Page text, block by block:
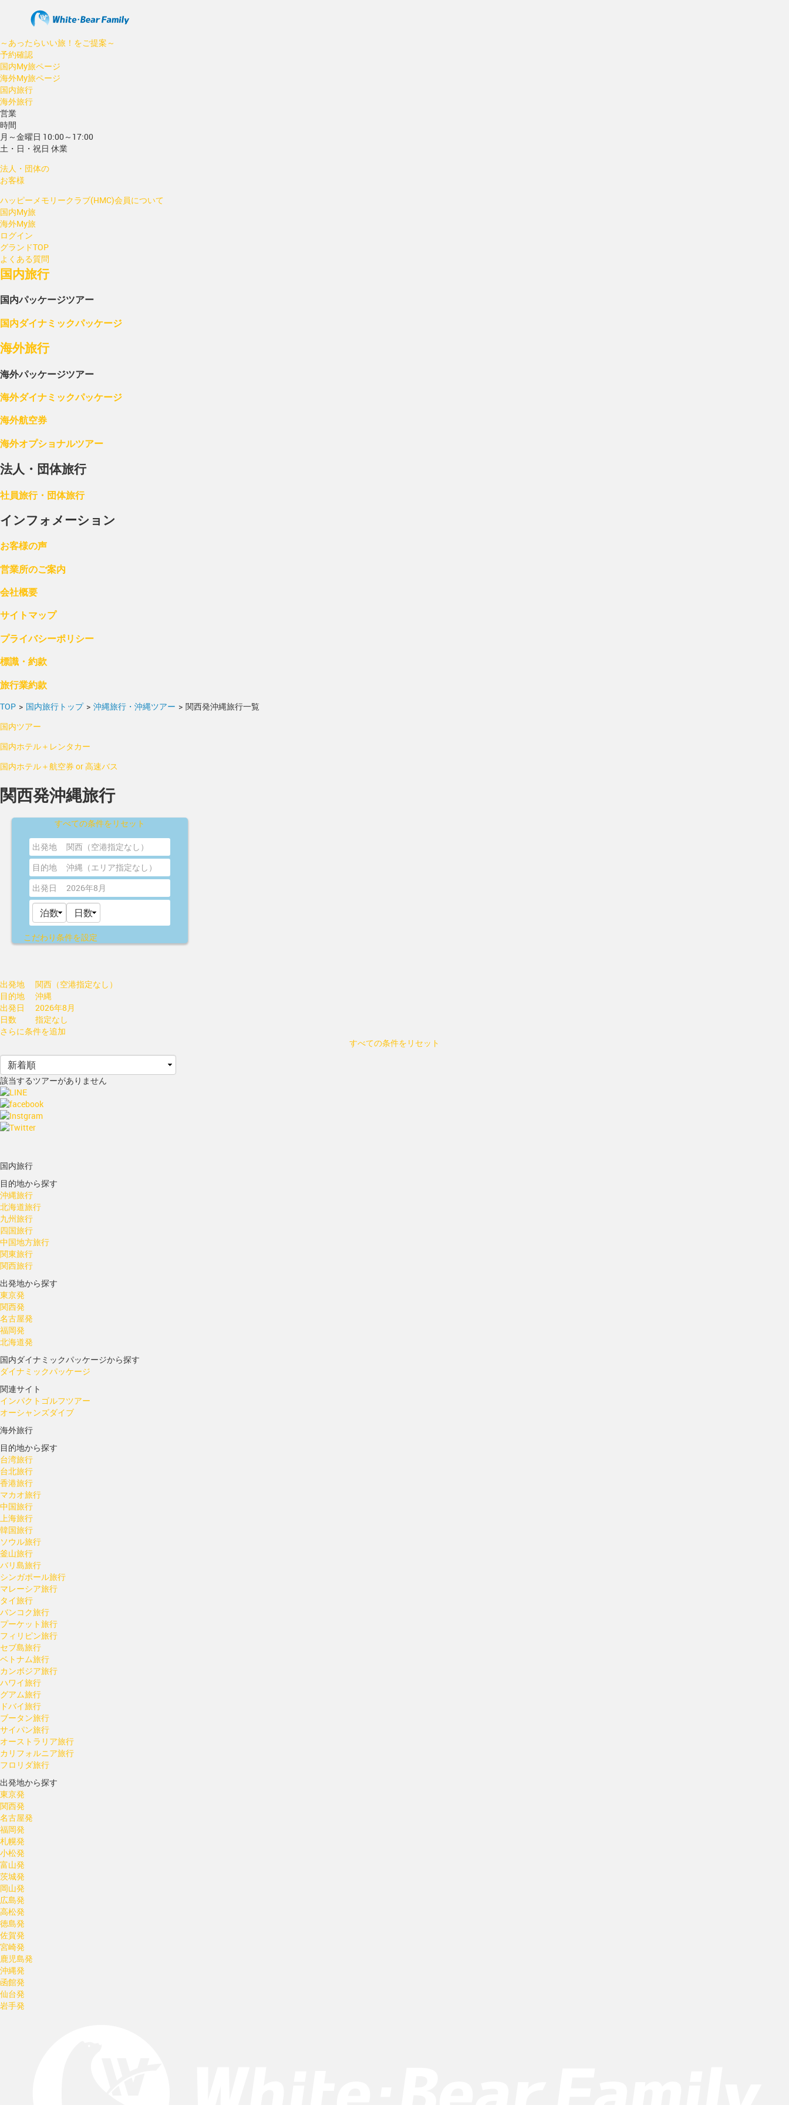
～あったらいい旅！をご提案～
予約確認
国内My旅ページ
海外My旅ページ
国内旅行
海外旅行
営業
時間
月～金曜日 10:00～17:00
土・日・祝日 休業
法人・団体の
お客様
ハッピーメモリークラブ(HMC)会員について
国内My旅
海外My旅
ログイン
グランドTOP
よくある質問
国内旅行
国内パッケージツアー
国内ダイナミックパッケージ
海外旅行
海外パッケージツアー
海外ダイナミックパッケージ
海外航空券
海外オプショナルツアー
法人・団体旅行
社員旅行・団体旅行
インフォメーション
お客様の声
営業所のご案内
会社概要
サイトマップ
プライバシーポリシー
標識・約款
旅行業約款
TOP > 国内旅行トップ > 沖縄旅行・沖縄ツアー > 関西発沖縄旅行一覧
国内ツアー
国内ホテル＋レンタカー
国内ホテル＋航空券 or 高速バス
関西発沖縄旅行
すべての条件をリセット
出発地
関西（空港指定なし）
目的地
沖縄（エリア指定なし）
出発日
2026年8月
こだわり条件を設定
出発地
関西（空港指定なし）
目的地
沖縄
出発日
2026年8月
日数
指定なし
さらに条件を追加
すべての条件をリセット
該当するツアーがありません
国内旅行
目的地から探す
沖縄旅行
北海道旅行
九州旅行
四国旅行
中国地方旅行
関東旅行
関西旅行
出発地から探す
東京発
関西発
名古屋発
福岡発
北海道発
国内ダイナミックパッケージから探す
ダイナミックパッケージ
関連サイト
インパクトゴルフツアー
オーシャンズダイブ
海外旅行
目的地から探す
台湾旅行
台北旅行
香港旅行
マカオ旅行
中国旅行
上海旅行
韓国旅行
ソウル旅行
釜山旅行
バリ島旅行
シンガポール旅行
マレーシア旅行
タイ旅行
バンコク旅行
プーケット旅行
フィリピン旅行
セブ島旅行
ベトナム旅行
カンボジア旅行
ハワイ旅行
グアム旅行
ドバイ旅行
ブータン旅行
サイパン旅行
オーストラリア旅行
カリフォルニア旅行
フロリダ旅行
出発地から探す
東京発
関西発
名古屋発
福岡発
札幌発
小松発
富山発
茨城発
岡山発
広島発
高松発
徳島発
佐賀発
宮崎発
鹿児島発
沖縄発
函館発
仙台発
岩手発